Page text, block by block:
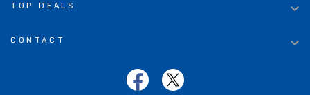
TOP DEALS 
CONTACT 